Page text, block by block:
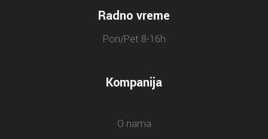
Radno vreme
Pon/Pet 8-16h
Kompanija
O nama